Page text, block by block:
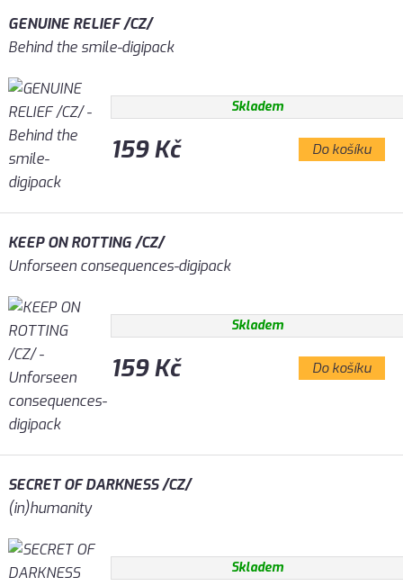
GENUINE RELIEF /CZ/
Behind the smile-digipack
Skladem
159 Kč Do košíku
KEEP ON ROTTING /CZ/
Unforseen consequences-digipack
Skladem
159 Kč Do košíku
SECRET OF DARKNESS /CZ/
(in)humanity
Skladem